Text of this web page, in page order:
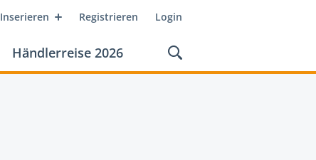
Inserieren Registrieren Login
Händlerreise 2026